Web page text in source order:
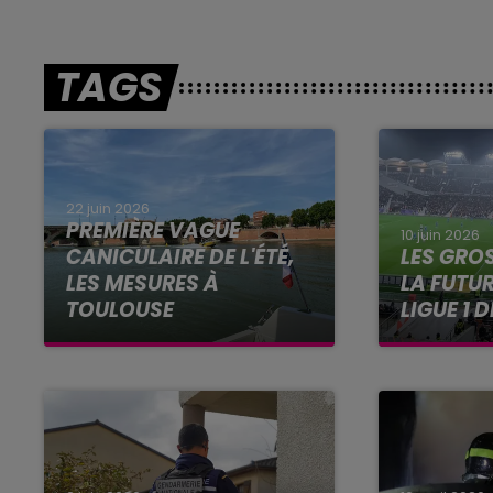
TAGS
22 juin 2026
PREMIÈRE VAGUE
CANICULAIRE DE L'ÉTÉ,
LES MESURES À
TOULOUSE
Alors que les températures
lundi 22 juin 2026 à Toulouse,
Météo France place la
Haute-Garonne et 48
autres départements en
10 juin 2026
LES
LA
LIGUE 1
Parmi les
journée